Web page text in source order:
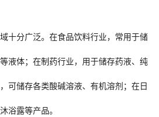
十分广泛。在食品饮料行业，常用于储
液体；在制药行业，用于储存药液、纯
可储存各类酸碱溶液、有机溶剂；在日
浴露等产品。